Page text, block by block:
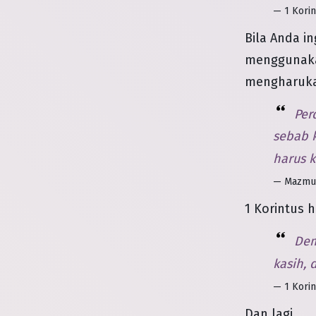
— 1
Bila Anda
sebab
harus
—
1 Korintus
kasih,
— 1